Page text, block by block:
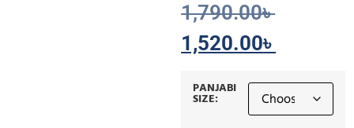
1,790.00৳
1,520.00৳
PANJABI
SIZE: